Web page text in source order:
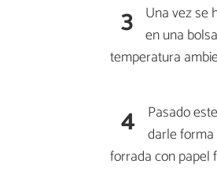
3 Una vez se
en una
temperatura
4 Pasado
darle
forrada con papel